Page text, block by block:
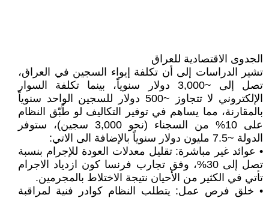
الجدوى الاقتصادية للعراق
تشير الدراسات إلى أن تكلفة إيواء السجين في العراق،
تصل إلى ~3,000 دولار سنوياً، بينما تكلفة السوار
الإلكتروني لا تتجاوز ~500 دولار للسجين الواحد سنوياً
بالمقارنة، مما يساهم في توفير التكاليف لو طُبّق النظام
على 10% من السجناء (نحو 3,000 سجين)، ستوفر
الدولة ~7.5 مليون دولار سنوياً بالإضافة الى الاتي:
• عوائد غير مباشرة: تقليل معدلات العودة للإجرام بنسبة
تصل إلى 30%، وفق تجارب فرنسا كون ازدياد الاجرام
تأتي في الكثير من الأحيان نتيجة الاختلاط بالمجرمين.
• خلق فرص عمل: يتطلب النظام كوادر فنية لمراقبة